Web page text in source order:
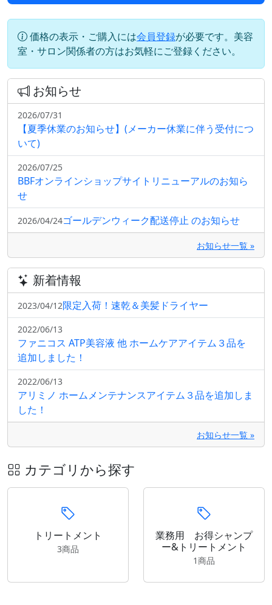
価格の表示・ご購入には会員登録が必要です。美容
室・サロン関係者の方はお気軽にご登録ください。
お知らせ
2026/07/31
【夏季休業のお知らせ】(メーカー休業に伴う受付につ
いて)
2026/07/25
BBFオンラインショップサイトリニューアルのお知ら
せ
2026/04/24ゴールデンウィーク配送停止 のお知らせ
お知らせ一覧 »
新着情報
2023/04/12限定入荷！速乾＆美髪ドライヤー
2022/06/13
ファニコス ATP美容液 他 ホームケアアイテム３品を
追加しました！
2022/06/13
アリミノ ホームメンテナンスアイテム３品を追加しま
した！
お知らせ一覧 »
カテゴリから探す
トリートメント
3商品
業務用 お得シャンプ
ー&トリートメント
1商品